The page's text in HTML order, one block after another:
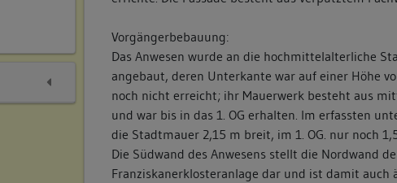
Vorgängerbebauung:
Das Anwesen wurde an die hochmittelalterliche
angebaut, deren Unterkante war auf einer Höhe
noch nicht erreicht; ihr Mauerwerk besteht aus
und war bis in das 1. OG erhalten. Im erfassten
die Stadtmauer 2,15 m breit, im 1. OG. nur noch
Die Südwand des Anwesens stellt die Nordwand
Franziskanerklosteranlage dar und ist damit auch